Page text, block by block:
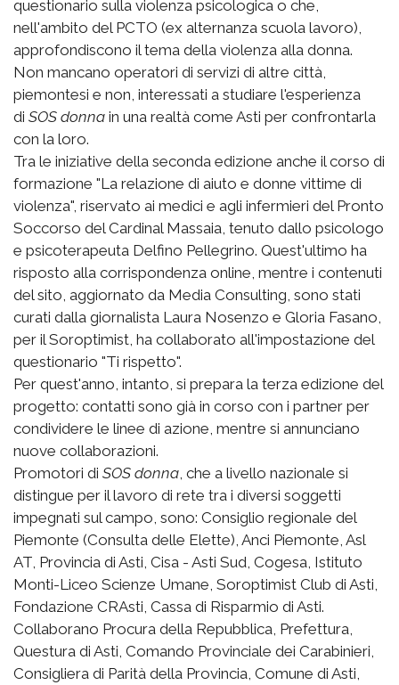
questionario sulla violenza psicologica o che,
nell'ambito del PCTO (ex alternanza scuola lavoro),
approfondiscono il tema della violenza alla donna.
Non mancano operatori di servizi di altre città,
piemontesi e non, interessati a studiare l'esperienza
di SOS donna in una realtà come Asti per confrontarla
con la loro.
Tra le iniziative della seconda edizione anche il corso di
formazione "La relazione di aiuto e donne vittime di
violenza", riservato ai medici e agli infermieri del Pronto
Soccorso del Cardinal Massaia, tenuto dallo psicologo
e psicoterapeuta Delfino Pellegrino. Quest'ultimo ha
risposto alla corrispondenza online, mentre i contenuti
del sito, aggiornato da Media Consulting, sono stati
curati dalla giornalista Laura Nosenzo e Gloria Fasano,
per il Soroptimist, ha collaborato all'impostazione del
questionario "Ti rispetto".
Per quest'anno, intanto, si prepara la terza edizione del
progetto: contatti sono già in corso con i partner per
condividere le linee di azione, mentre si annunciano
nuove collaborazioni.
Promotori di SOS donna , che a livello nazionale si
distingue per il lavoro di rete tra i diversi soggetti
impegnati sul campo, sono: Consiglio regionale del
Piemonte (Consulta delle Elette), Anci Piemonte, Asl
AT, Provincia di Asti, Cisa - Asti Sud, Cogesa, Istituto
Monti-Liceo Scienze Umane, Soroptimist Club di Asti,
Fondazione CRAsti, Cassa di Risparmio di Asti.
Collaborano Procura della Repubblica, Prefettura,
Questura di Asti, Comando Provinciale dei Carabinieri,
Consigliera di Parità della Provincia, Comune di Asti,